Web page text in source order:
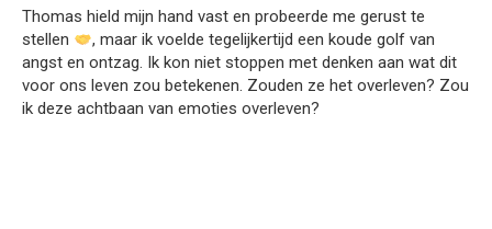
Thomas hield mijn hand vast en probeerde me gerust te
stellen
, maar ik voelde tegelijkertijd een koude golf van
angst en ontzag. Ik kon niet stoppen met denken aan wat dit
voor ons leven zou betekenen. Zouden ze het overleven? Zou
ik deze achtbaan van emoties overleven?